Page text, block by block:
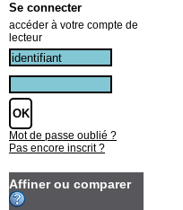
Se connecter
accéder à votre compte de
lecteur
Mot de passe oublié ?
Pas encore inscrit ?
Affiner ou comparer